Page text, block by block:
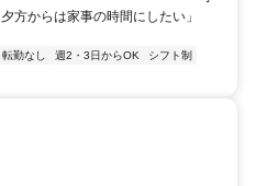
方からは家事の時間にしたい」
転勤なし 週2・3日からOK
シフト制